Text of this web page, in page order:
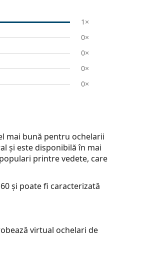
1×
0×
0×
0×
0×
mai bună pentru ochelarii
și este disponibilă în mai
printre vedete, care
și poate fi caracterizată
virtual ochelari de